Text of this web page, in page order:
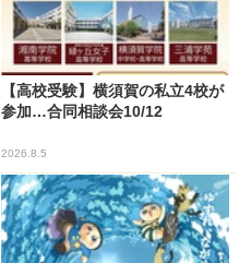
【高校受験】横須賀の私立4校が
参加…合同相談会10/12
2026.8.5